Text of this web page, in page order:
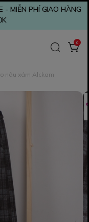
MIỄN PHÍ GIAO HÀNG
0
nâu xám Alckam